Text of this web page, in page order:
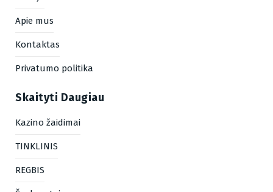
Apie mus
Kontaktas
Privatumo politika
Skaityti Daugiau
Kazino žaidimai
TINKLINIS
REGBIS